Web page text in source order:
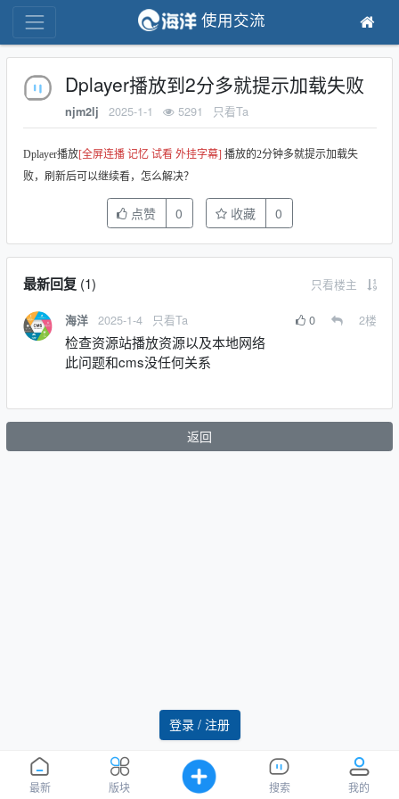
最新 版块 搜索 我的
登录 / 注册
使用交流
Dplayer播放到2分多就提示加载失败
njm2lj 2025-1-1 5291 只看Ta
Dplayer播放[全屏连播 记忆 试看 外挂字幕] 播放的2分钟多就提示加载失
败，刷新后可以继续看，怎么解决？
点赞 0 收藏 0
最新回复(1) 只看楼主
海洋 2025-1-4 只看Ta 0 2楼
检查资源站播放资源以及本地网络
此问题和cms没任何关系
返回